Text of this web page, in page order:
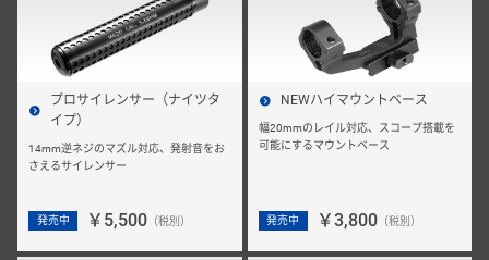
プロサイレンサー（ナイツタ
イプ）
14mm逆ネジのマズル対応、発射音をお
さえるサイレンサー
発売中 ￥5,500 （税別）
NEWハイマウントベース
幅20mmのレイル対応、スコープ搭載を
可能にするマウントベース
発売中 ￥3,800（税別）